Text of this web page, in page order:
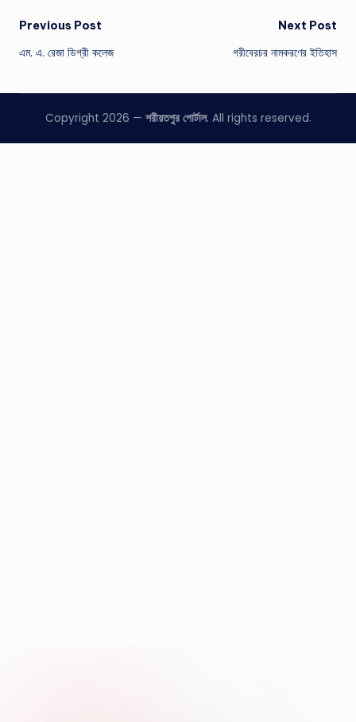
Post
navigation
Previous Post
এম. এ. রেজা ডিগ্রী কলেজ
Next Post
গরীবেরচর নামকরণের ইতিহাস
Copyright 2026 — শরীয়তপুর পোর্টাল. All rights reserved.